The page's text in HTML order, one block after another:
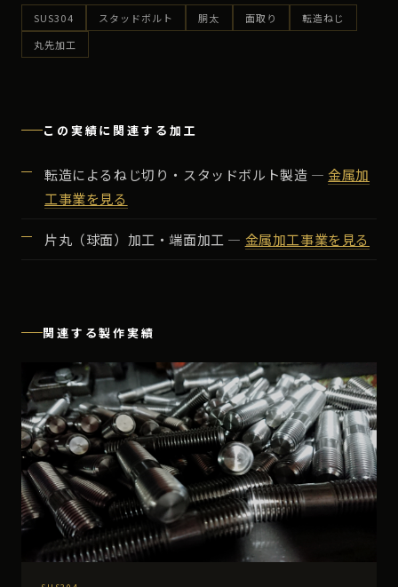
SUS304 スタッドボルト 胴太 面取り
転造ねじ
丸先加工
この実績に関連する加工
転造によるねじ切り・スタッドボルト製造 ―金属加
工事業を見る
片丸（球面）加工・端面加工 ― 金属加工事業を見る
関連する製作実績